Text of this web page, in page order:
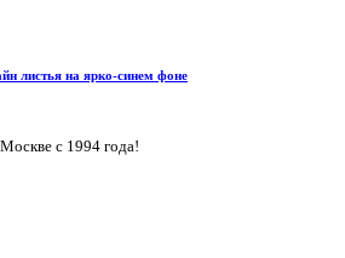
листья на ярко-синем фоне
с 1994 года!